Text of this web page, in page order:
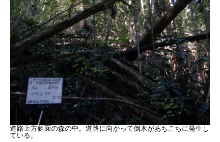
道路上方斜面の森の中。道路に向かって倒木があちこちに発生し
ている。